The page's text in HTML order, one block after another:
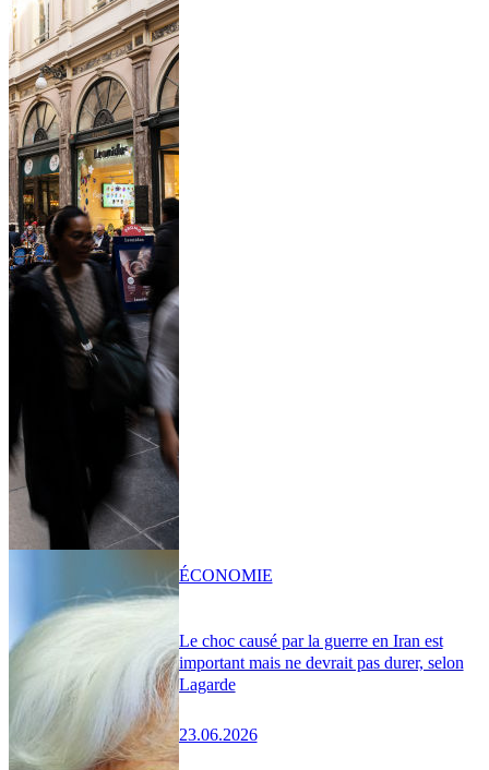
Le choc causé par la guerre en Iran est
important mais ne devrait pas durer, selon
Lagarde
23.06.2026
ÉCONOMIE